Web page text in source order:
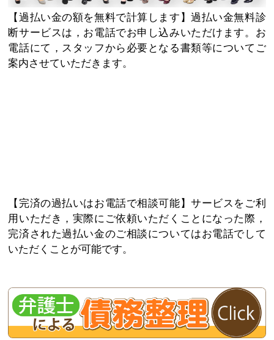
過払い金の額を無料で計算します
過払い金無料診
断サービスは，お電話でお申し込みいただけます。お
電話にて，スタッフから必要となる書類等についてご
案内させていただきます。
完済の過払いはお電話で相談可能
サービスをご利
用いただき，実際にご依頼いただくことになった際，
完済された過払い金のご相談についてはお電話でして
いただくことが可能です。